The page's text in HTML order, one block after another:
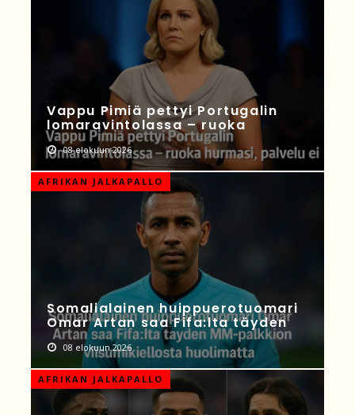
Vappu Pimiä pettyi Portugalin
lomaravintolassa – ruoka
08 elokuun 2026
AFRIKAN JALKAPALLO
Somalialainen huippuerotuomari
Omar Artan saa Fifa:lta täyden
08 elokuun 2026
AFRIKAN JALKAPALLO